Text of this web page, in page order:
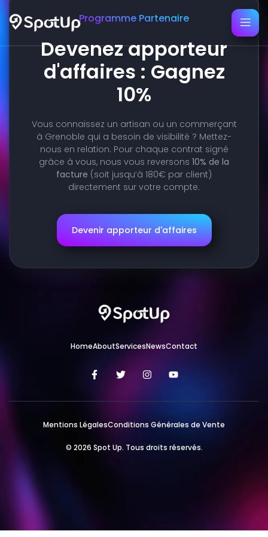
Programme Partenaire
Devenez apporteur
d'affaires : Gagnez
10%
Vous connaissez un artisan ou un commerçant
à Grenoble qui a besoin de visibilité ? Mettez-
nous en relation. Pour chaque contrat signé
grâce à vous, nous vous reversons 10% de la
facture (soit jusqu’à 180€ par client)
directement sur votre compte.
Devenir apporteur d'affaires
HomeAboutServicesNewsContact
Mentions LégalesConditions Générales de Vente
© 2026 Spot Up. Tous droits réservés.